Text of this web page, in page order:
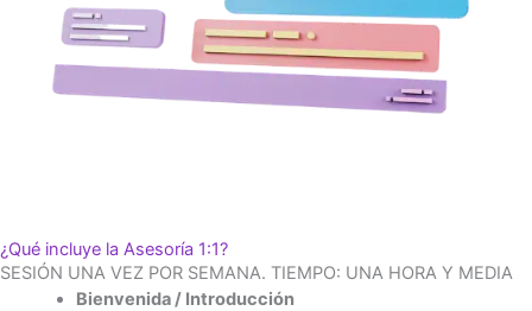
¿Qué incluye la Asesoría 1:1?
SESIÓN UNA VEZ POR SEMANA. TIEMPO: UNA HORA Y MEDIA
Bienvenida / Introducción